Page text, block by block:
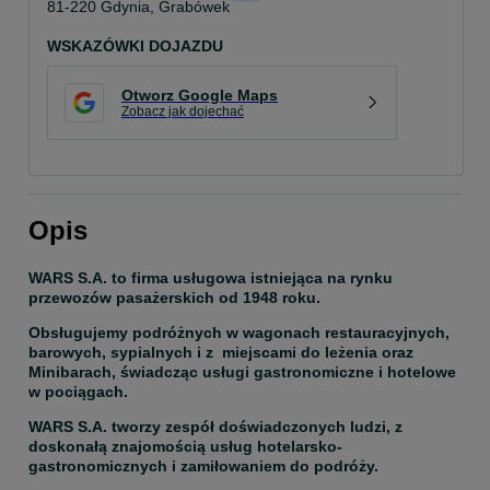
81-220 Gdynia, Grabówek
WSKAZÓWKI DOJAZDU
Otworz Google Maps
Zobacz jak dojechać
Opis
WARS S.A. to firma usługowa istniejąca na rynku
przewozów pasażerskich od 1948 roku.
Obsługujemy podróżnych w wagonach restauracyjnych,
barowych, sypialnych i z  miejscami do leżenia oraz
Minibarach, świadcząc usługi gastronomiczne i hotelowe
w pociągach.
WARS S.A. tworzy zespół doświadczonych ludzi, z
doskonałą znajomością usług hotelarsko-
gastronomicznych i zamiłowaniem do podróży.